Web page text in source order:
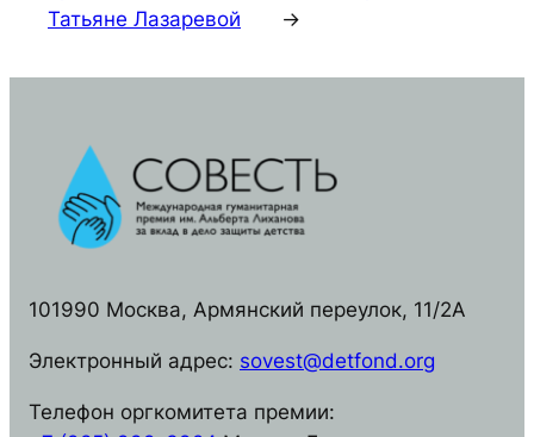
Татьяне Лазаревой
→
101990 Москва, Армянский переулок, 11/2А
Электронный адрес: sovest@detfond.org
Телефон оргкомитета премии: